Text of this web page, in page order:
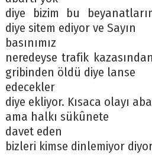
diye bizim bu
diye sitem ediyor ve Sayın
basınımız
neredeyse trafik
gribinden öldü diye lanse
edecekler
diye ekliyor. Kısaca olayı
ama halkı sükûnete
davet eden
bizleri kimse dinlemiyor